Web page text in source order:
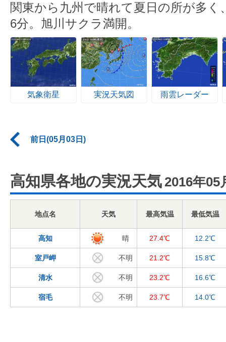
関東から九州で晴れて夏日の所が多く
6分。旭川サクラ満開。
気象衛星 実況天気図 雨雲レーダー
前日(05月03日)
高知県各地の実況天気 2016年05
地点名 天気 最高気温 最低気温
高知 晴 27.4℃ 12.2℃
室戸岬 不明 21.2℃ 15.8℃
清水 不明 23.2℃ 16.6℃
宿毛 不明 23.7℃ 14.0℃